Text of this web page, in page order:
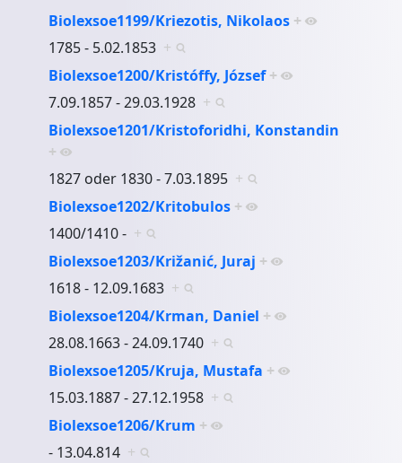
Biolexsoe1199/Kriezotis, Nikolaos +
1785 - 5.02.1853 +
Biolexsoe1200/Kristóffy, József +
7.09.1857 - 29.03.1928 +
Biolexsoe1201/Kristoforidhi, Konstandin
+
1827 oder 1830 - 7.03.1895 +
Biolexsoe1202/Kritobulos +
1400/1410 - +
Biolexsoe1203/Križanić, Juraj +
1618 - 12.09.1683 +
Biolexsoe1204/Krman, Daniel +
28.08.1663 - 24.09.1740 +
Biolexsoe1205/Kruja, Mustafa +
15.03.1887 - 27.12.1958 +
Biolexsoe1206/Krum +
- 13.04.814 +